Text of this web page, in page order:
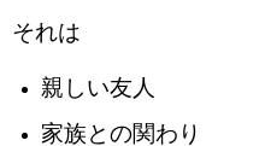
それは
親しい友人
家族との関わり